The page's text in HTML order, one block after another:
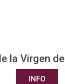
la Virgen
INFO